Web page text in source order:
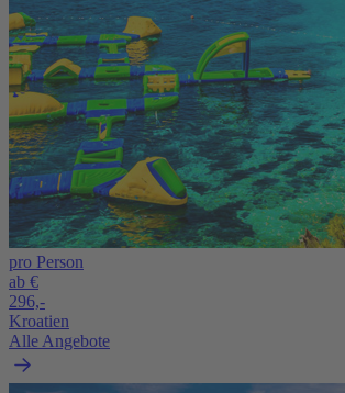
pro Person
ab €
296,-
Kroatien
Alle Angebote